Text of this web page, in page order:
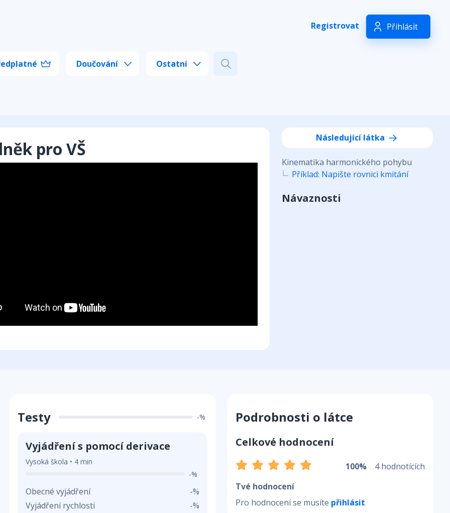
Registrovat Přihlásit
Doučování Ostatní
pro VŠ
Následující látka
Kinematika harmonického pohybu
Příklad: Napište rovnici kmitání
Návaznosti
Testy -%
Vyjádření s pomocí derivace
Vysoká škola • 4 min
-%
Obecné vyjádření
-%
Vyjádření rychlosti
-%
Podrobnosti o látce
Celkové hodnocení
100%
4 hodnotících
Tvé hodnocení
Pro hodnocení se musíte přihlásit